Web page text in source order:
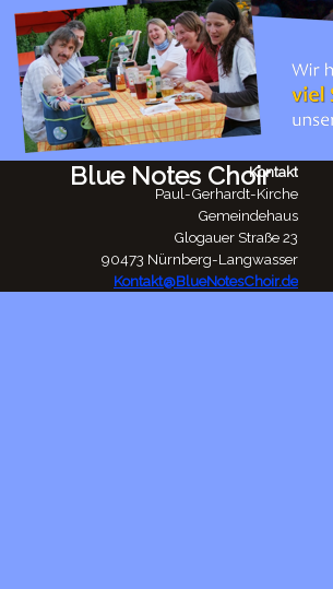
Kontakt
Paul-Gerhardt-Kirche
Gemeindehaus
Glogauer Straße 23
90473 Nürnberg-Langwasser
Kontakt@BlueNotesChoir.de
Blue Notes Choir